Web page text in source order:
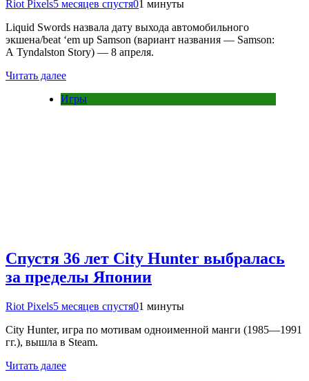
Riot Pixels5 месяцев спустя01 минуты
Liquid Swords назвала дату выхода автомобильного
экшена/beat ‘em up Samson (вариант названия — Samson:
A Tyndalston Story) — 8 апреля.
Читать далее
Игры
Спустя 36 лет City Hunter выбралась
за пределы Японии
Riot Pixels5 месяцев спустя01 минуты
City Hunter, игра по мотивам одноименной манги (1985—1991
гг.), вышла в Steam.
Читать далее